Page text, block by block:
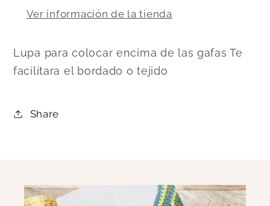
Ver información de la tienda
Lupa para colocar encima de las gafas Te
facilitara el bordado o tejido
Share